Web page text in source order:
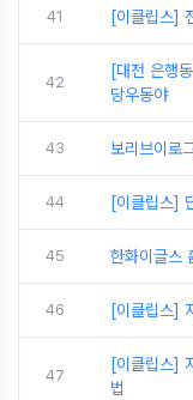
41 [이클립스]
42
[대전 은행
당우동야
43 보리브이
44 [이클립스]
45 한화이글스
46 [이클립스]
47
[이클립스]
법